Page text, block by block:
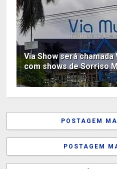
Via Show será
com shows de Sorriso
POSTAGEM
POSTAGEM